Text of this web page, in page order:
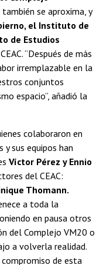
se aproxima, y
el Instituto de
de Estudios
“Después de más
irremplazable en la
conjuntos
espacio”, añadió la
colaboraron en
sus equipos han
Víctor Pérez y Ennio
del CEAC:
Thomann.
a toda la
en pausa otros
del Complejo VM20 o
a volverla realidad.
de esta